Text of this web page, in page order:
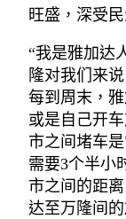
旺盛，深受民
“我是雅加达
隆对我们来
每到周末，
或是自己开
市之间堵车
需要3个半小
市之间的距
达至万隆间